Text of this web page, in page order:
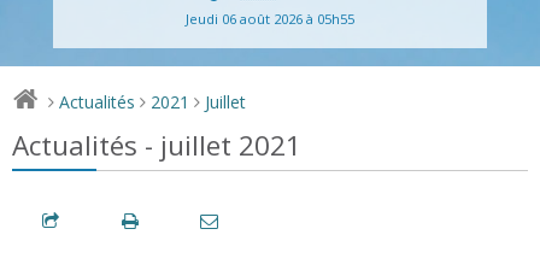
Jeudi 06 août 2026 à 05h55
> Actualités > 2021 > Juillet
Actualités - juillet 2021